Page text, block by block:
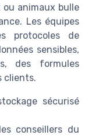
animaux bulle
Les équipes
protocoles de
sensibles,
des formules
clients.
sécurisé
conseillers du